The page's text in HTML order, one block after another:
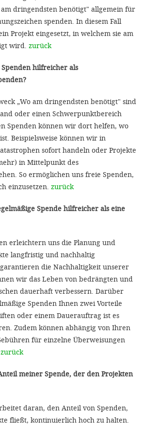
am dringendsten benötigt" allgemein für
spenden. In diesem Fall
Projekt eingesetzt, in welchem sie am
wird. zurück
hilfreicher als
„Wo am dringendsten benötigt" sind
oder einen Schwerpunktbereich
Spenden können wir dort helfen, wo
Beispielsweise können wir in
sofort handeln oder Projekte
in Mittelpunkt des
So ermöglichen uns freie Spenden,
einzusetzen. zurück
Spende hilfreicher als eine
erleichtern uns die Planung und
langfristig und nachhaltig
die Nachhaltigkeit unserer
wir das Leben von bedrängten und
dauerhaft verbessern. Darüber
Spenden Ihnen zwei Vorteile
oder einem Dauerauftrag ist es
Zudem können abhängig von Ihren
für einzelne Überweisungen
zurück
meiner Spende, der den Projekten
daran, den Anteil von Spenden,
fließt, kontinuierlich hoch zu halten.